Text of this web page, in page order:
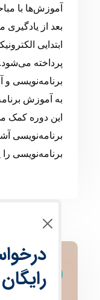
آموزش‌ها با
بعد از یادگیری
ابتدایی
پرداخته
برنامه‌نویسی
به آموزش
این دوره کمک
برنامه‌نویسی
برنامه‌نویسی را
رباتیک و
رایگان